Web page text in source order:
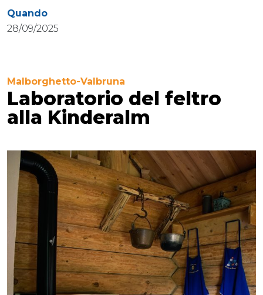
Quando
28/09/2025
Malborghetto-Valbruna
Laboratorio del feltro
alla Kinderalm